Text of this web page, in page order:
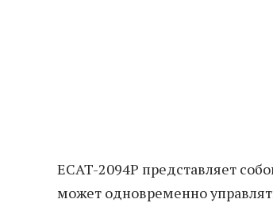
ECAT-2094P представляет
может одновременно